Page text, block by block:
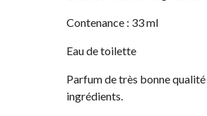
Contenance : 33 ml
Eau de toilette
Parfum de très bonne
ingrédients.